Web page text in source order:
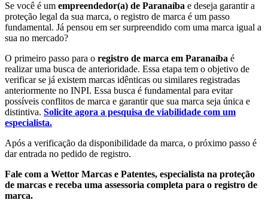
Se você é um empreendedor(a) de Paranaíba e deseja garantir a
proteção legal da sua marca, o registro de marca é um passo
fundamental. Já pensou em ser surpreendido com uma marca igual a
sua no mercado?
O primeiro passo para o registro de marca em Paranaíba é
realizar uma busca de anterioridade. Essa etapa tem o objetivo de
verificar se já existem marcas idênticas ou similares registradas
anteriormente no INPI. Essa busca é fundamental para evitar
possíveis conflitos de marca e garantir que sua marca seja única e
distintiva. Solicite agora a pesquisa de viabilidade com um
especialista.
Após a verificação da disponibilidade da marca, o próximo passo é
dar entrada no pedido de registro.
Fale com a Wettor Marcas e Patentes, especialista na proteção
de marcas e receba uma assessoria completa para o registro de
marca.